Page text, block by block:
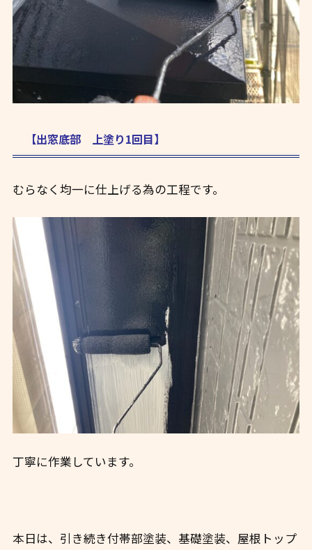
【出窓底部 上塗り1回目】
むらなく均一に仕上げる為の工程です。
丁寧に作業しています。
本日は、引き続き付帯部塗装、基礎塗装、屋根トップ